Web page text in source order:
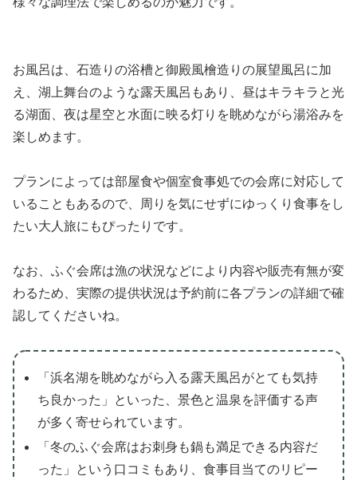
お風呂は、石造りの浴槽と御殿風檜造りの展望風呂に加
え、湖上舞台のような露天風呂もあり、昼はキラキラと光
る湖面、夜は星空と水面に映る灯りを眺めながら湯浴みを
楽しめます。
プランによっては部屋食や個室食事処での会席に対応して
いることもあるので、周りを気にせずにゆっくり食事をし
たい大人旅にもぴったりです。
なお、ふぐ会席は漁の状況などにより内容や販売有無が変
わるため、実際の提供状況は予約前に各プランの詳細で確
認してくださいね。
「浜名湖を眺めながら入る露天風呂がとても気持
ち良かった」といった、景色と温泉を評価する声
が多く寄せられています。
「冬のふぐ会席はお刺身も鍋も満足できる内容だ
った」という口コミもあり、食事目当てのリピー